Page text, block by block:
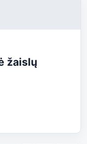
žaislų